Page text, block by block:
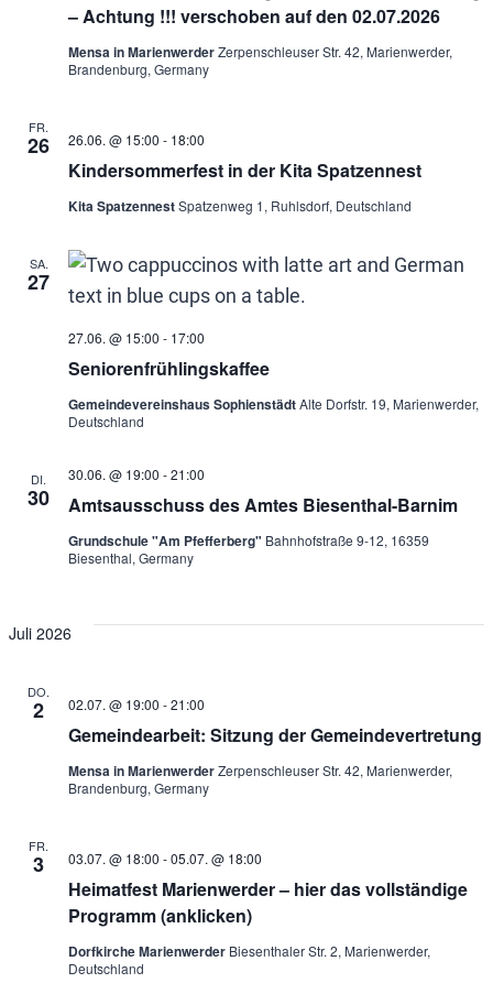
– Achtung !!! verschoben auf den 02.07.2026
Mensa in MarienwerderZerpenschleuser Str. 42, Marienwerder,
Brandenburg, Germany
FR.
26
Kindersommerfest in der Kita Spatzennest
26.06. @ 15:00 - 18:00
Kita SpatzennestSpatzenweg 1, Ruhlsdorf, Deutschland
SA.
27
Seniorenfrühlingskaffee
27.06. @ 15:00 - 17:00
Gemeindevereinshaus SophienstädtAlte Dorfstr. 19, Marienwerder,
Deutschland
DI.
30 Amtsausschuss des Amtes Biesenthal-Barnim
30.06. @ 19:00 -21:00
Grundschule "Am Pfefferberg" Bahnhofstraße 9-12, 16359
Biesenthal, Germany
Juli 2026
DO.
2
Gemeindearbeit: Sitzung der Gemeindevertretung
02.07. @ 19:00 -21:00
Mensa in MarienwerderZerpenschleuser Str. 42, Marienwerder,
Brandenburg, Germany
FR.
3
Heimatfest Marienwerder – hier das vollständige
Programm (anklicken)
03.07. @ 18:00 -05.07. @ 18:00
Dorfkirche Marienwerder Biesenthaler Str. 2, Marienwerder,
Deutschland